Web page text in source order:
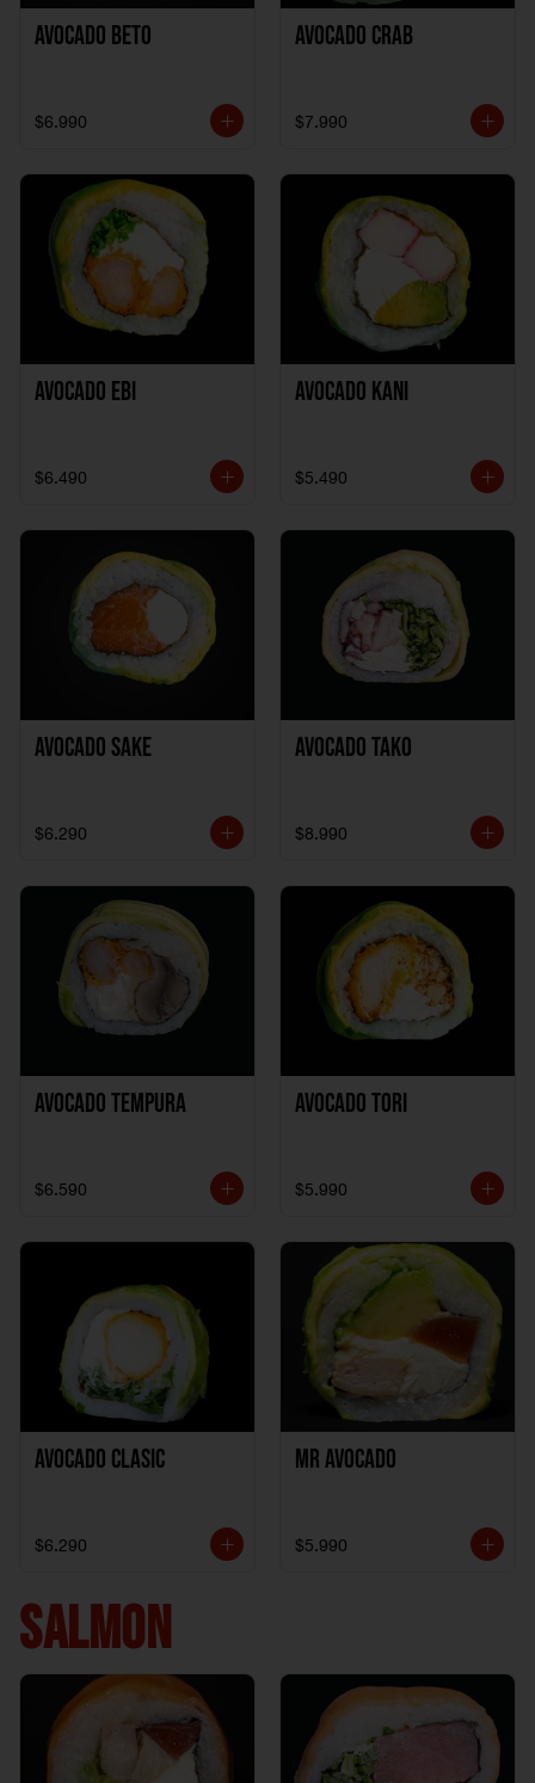
Avocado Beto
$6.990
Avocado Crab
$7.990
Avocado Ebi
$6.490
Avocado Kani
$5.490
Avocado Sake
$6.290
Avocado Tako
$8.990
Avocado Tempura
$6.590
Avocado Tori
$5.990
Avocado clasic
$6.290
Mr Avocado
$5.990
SALMON